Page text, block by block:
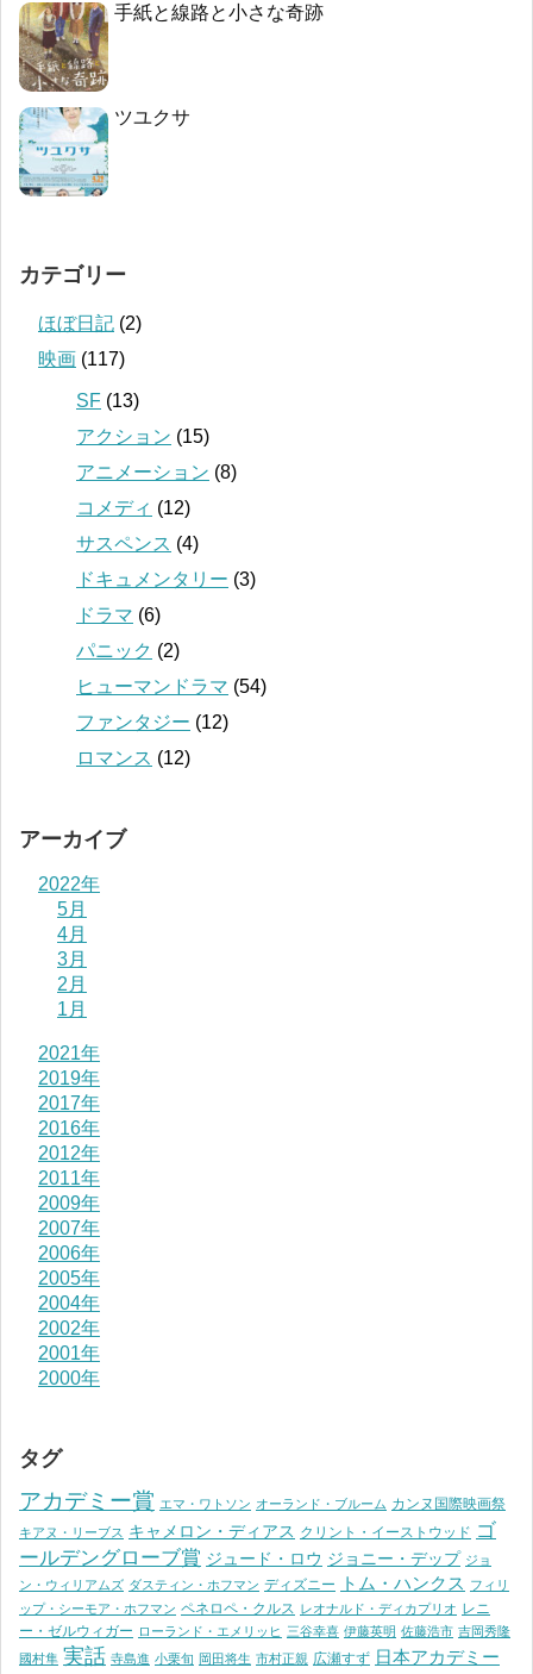
手紙と線路と小さな奇跡
ツユクサ
カテゴリー
ほぼ日記 (2)
映画 (117)
SF (13)
アクション (15)
アニメーション (8)
コメディ (12)
サスペンス (4)
ドキュメンタリー (3)
ドラマ (6)
パニック (2)
ヒューマンドラマ (54)
ファンタジー (12)
ロマンス (12)
アーカイブ
2022年
5月
4月
3月
2月
1月
2021年
2019年
2017年
2016年
2012年
2011年
2009年
2007年
2006年
2005年
2004年
2002年
2001年
2000年
タグ
アカデミー賞 エマ・ワトソン オーランド・ブルーム カンヌ国際映画祭
キアヌ・リーブス キャメロン・ディアス クリント・イーストウッド ゴ
ールデングローブ賞 ジュード・ロウ ジョニー・デップ ジョ
ン・ウィリアムズ ダスティン・ホフマン ディズニー トム・ハンクス フィリ
ップ・シーモア・ホフマン ペネロペ・クルス レオナルド・ディカプリオ レニ
ー・ゼルウィガー ローランド・エメリッヒ 三谷幸喜 伊藤英明 佐藤浩市 吉岡秀隆
國村隼 実話 寺島進 小栗旬 岡田将生 市村正親 広瀬すず 日本アカデミー